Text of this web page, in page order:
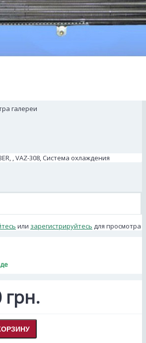
галереи
, VAZ-308, Система охлаждения
или зарегистрируйтесь для просмотра
грн.